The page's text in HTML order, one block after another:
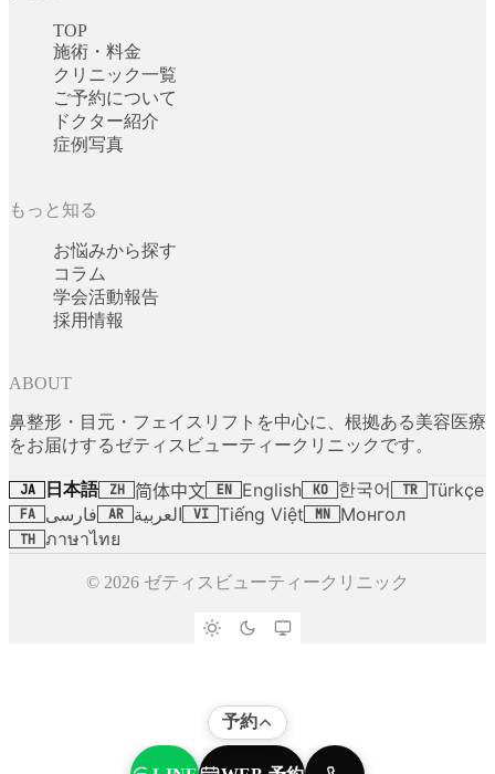
TOP
施術・料金
クリニック一覧
ご予約について
ドクター紹介
症例写真
もっと知る
お悩みから探す
コラム
学会活動報告
採用情報
ABOUT
鼻整形・目元・フェイスリフトを中心に、根拠ある美容医療
をお届けするゼティスビューティークリニックです。
JA 日本語 ZH 简体中文 EN English KO 한국어 TR Türkçe
FA فارسی AR العربية VI Tiếng Việt MN Монгол
TH ภาษาไทย
© 2026 ゼティスビューティークリニック
予約